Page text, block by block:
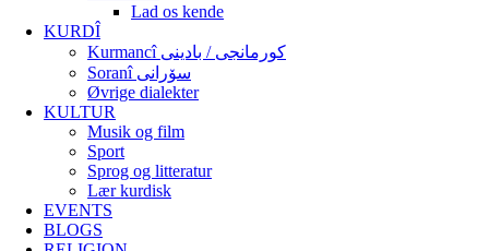
Lad os kende
KURDÎ
Kurmancî کورمانجی / بادینی
Soranî سۆرانی
Øvrige dialekter
KULTUR
Musik og film
Sport
Sprog og litteratur
Lær kurdisk
EVENTS
BLOGS